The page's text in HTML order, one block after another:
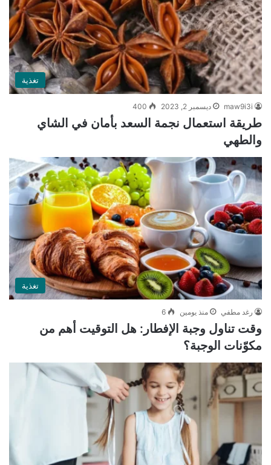
تغذية
maw9i3i ديسمبر 2, 2023 400
طريقة استعمال نجمة السعد بأمان في الشاي
والطهي
تغذية
رغد مطفي منذ يومين 6
وقت تناول وجبة الإفطار: هل التوقيت أهم من
مكوّنات الوجبة؟